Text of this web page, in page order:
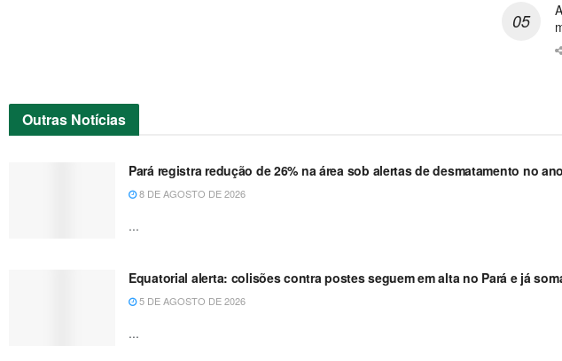
Outras Notícias
Pará registra redução de 26% na área sob alertas de desmatamento no
8 DE AGOSTO DE 2026
...
Equatorial alerta: colisões contra postes seguem em alta no Pará e já
5 DE AGOSTO DE 2026
...